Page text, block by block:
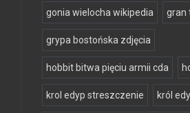
gonia wielocha wikipedia gran
grypa bostońska zdjęcia
hobbit bitwa pięciu armii cda
krol edyp streszczenie król